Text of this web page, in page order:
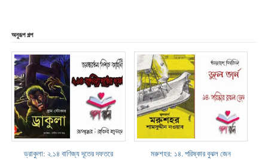
অনুরূপ গল্প
ড্রাকুলা: ২.১৪ বাণিজ্য দূতের দফতরে মরুশহর: ১৪. পরিষ্কার বুঝল জেন